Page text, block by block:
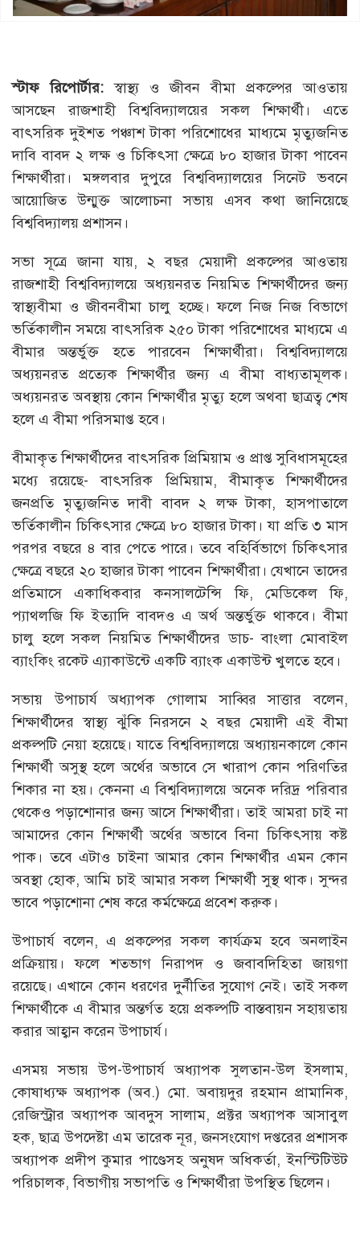
স্টাফ রিপোর্টার: স্বাস্থ্য ও জীবন বীমা প্রকল্পের আওতায়
আসছেন রাজশাহী বিশ্ববিদ্যালয়ের সকল শিক্ষার্থী। এতে
বাৎসরিক দুইশত পঞ্চাশ টাকা পরিশোধের মাধ্যমে মৃত্যুজনিত
দাবি বাবদ ২ লক্ষ ও চিকিৎসা ক্ষেত্রে ৮০ হাজার টাকা পাবেন
শিক্ষার্থীরা। মঙ্গলবার দুপুরে বিশ্ববিদ্যালয়ের সিনেট ভবনে
আয়োজিত উন্মুক্ত আলোচনা সভায় এসব কথা জানিয়েছে
বিশ্ববিদ্যালয় প্রশাসন।
সভা সূত্রে জানা যায়, ২ বছর মেয়াদী প্রকল্পের আওতায়
রাজশাহী বিশ্ববিদ্যালয়ে অধ্যয়নরত নিয়মিত শিক্ষার্থীদের জন্য
স্বাস্থ্যবীমা ও জীবনবীমা চালু হচ্ছে। ফলে নিজ নিজ বিভাগে
ভর্তিকালীন সময়ে বাৎসরিক ২৫০ টাকা পরিশোধের মাধ্যমে এ
বীমার অন্তর্ভুক্ত হতে পারবেন শিক্ষার্থীরা। বিশ্ববিদ্যালয়ে
অধ্যয়নরত প্রত্যেক শিক্ষার্থীর জন্য এ বীমা বাধ্যতামূলক।
অধ্যয়নরত অবস্থায় কোন শিক্ষার্থীর মৃত্যু হলে অথবা ছাত্রত্ব শেষ
হলে এ বীমা পরিসমাপ্ত হবে।
বীমাকৃত শিক্ষার্থীদের বাৎসরিক প্রিমিয়াম ও প্রাপ্ত সুবিধাসমূহের
মধ্যে রয়েছে- বাৎসরিক প্রিমিয়াম, বীমাকৃত শিক্ষার্থীদের
জনপ্রতি মৃত্যুজনিত দাবী বাবদ ২ লক্ষ টাকা, হাসপাতালে
ভর্তিকালীন চিকিৎসার ক্ষেত্রে ৮০ হাজার টাকা। যা প্রতি ৩ মাস
পরপর বছরে ৪ বার পেতে পারে। তবে বহির্বিভাগে চিকিৎসার
ক্ষেত্রে বছরে ২০ হাজার টাকা পাবেন শিক্ষার্থীরা। যেখানে তাদের
প্রতিমাসে একাধিকবার কনসালটেন্সি ফি, মেডিকেল ফি,
প্যাথলজি ফি ইত্যাদি বাবদও এ অর্থ অন্তর্ভুক্ত থাকবে। বীমা
চালু হলে সকল নিয়মিত শিক্ষার্থীদের ডাচ- বাংলা মোবাইল
ব্যাংকিং রকেট এ্যাকাউন্টে একটি ব্যাংক একাউন্ট খুলতে হবে।
সভায় উপাচার্য অধ্যাপক গোলাম সাব্বির সাত্তার বলেন,
শিক্ষার্থীদের স্বাস্থ্য ঝুঁকি নিরসনে ২ বছর মেয়াদী এই বীমা
প্রকল্পটি নেয়া হয়েছে। যাতে বিশ্ববিদ্যালয়ে অধ্যায়নকালে কোন
শিক্ষার্থী অসুস্থ হলে অর্থের অভাবে সে খারাপ কোন পরিণতির
শিকার না হয়। কেননা এ বিশ্ববিদ্যালয়ে অনেক দরিদ্র পরিবার
থেকেও পড়াশোনার জন্য আসে শিক্ষার্থীরা। তাই আমরা চাই না
আমাদের কোন শিক্ষার্থী অর্থের অভাবে বিনা চিকিৎসায় কষ্ট
পাক। তবে এটাও চাইনা আমার কোন শিক্ষার্থীর এমন কোন
অবস্থা হোক, আমি চাই আমার সকল শিক্ষার্থী সুস্থ থাক। সুন্দর
ভাবে পড়াশোনা শেষ করে কর্মক্ষেত্রে প্রবেশ করুক।
উপাচার্য বলেন, এ প্রকল্পের সকল কার্যক্রম হবে অনলাইন
প্রক্রিয়ায়। ফলে শতভাগ নিরাপদ ও জবাবদিহিতা জায়গা
রয়েছে। এখানে কোন ধরণের দুর্নীতির সুযোগ নেই। তাই সকল
শিক্ষার্থীকে এ বীমার অন্তর্গত হয়ে প্রকল্পটি বাস্তবায়ন সহায়তায়
করার আহ্বান করেন উপাচার্য।
এসময় সভায় উপ-উপাচার্য অধ্যাপক সুলতান-উল ইসলাম,
কোষাধ্যক্ষ অধ্যাপক (অব.) মো. অবায়দুর রহমান প্রামানিক,
রেজিস্ট্রার অধ্যাপক আবদুস সালাম, প্রক্টর অধ্যাপক আসাবুল
হক, ছাত্র উপদেষ্টা এম তারেক নূর, জনসংযোগ দপ্তরের প্রশাসক
অধ্যাপক প্রদীপ কুমার পাণ্ডেসহ অনুষদ অধিকর্তা, ইনস্টিটিউট
পরিচালক, বিভাগীয় সভাপতি ও শিক্ষার্থীরা উপস্থিত ছিলেন।